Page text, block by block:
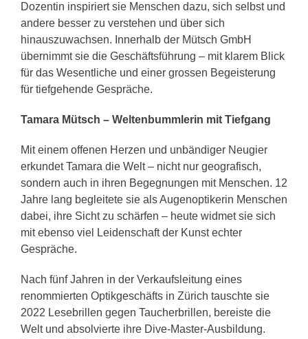
Dozentin inspiriert sie Menschen dazu, sich selbst und
andere besser zu verstehen und über sich
hinauszuwachsen. Innerhalb der Mütsch GmbH
übernimmt sie die Geschäftsführung – mit klarem Blick
für das Wesentliche und einer grossen Begeisterung
für tiefgehende Gespräche.
Tamara Mütsch – Weltenbummlerin mit Tiefgang
Mit einem offenen Herzen und unbändiger Neugier
erkundet Tamara die Welt – nicht nur geografisch,
sondern auch in ihren Begegnungen mit Menschen. 12
Jahre lang begleitete sie als Augenoptikerin Menschen
dabei, ihre Sicht zu schärfen – heute widmet sie sich
mit ebenso viel Leidenschaft der Kunst echter
Gespräche.
Nach fünf Jahren in der Verkaufsleitung eines
renommierten Optikgeschäfts in Zürich tauschte sie
2022 Lesebrillen gegen Taucherbrillen, bereiste die
Welt und absolvierte ihre Dive-Master-Ausbildung.